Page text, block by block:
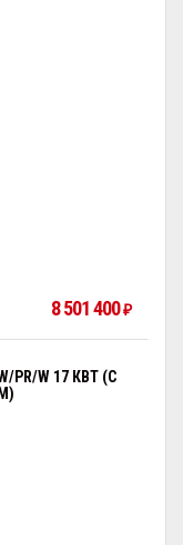
8 501 400₽
PR/W 17 КВТ (С